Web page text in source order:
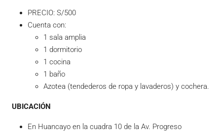
PRECIO: S/500
Cuenta con:
1 sala amplia
1 dormitorio
1 cocina
1 baño
Azotea (tendederos de ropa y lavaderos) y cochera.
UBICACIÓN
En Huancayo en la cuadra 10 de la Av. Progreso